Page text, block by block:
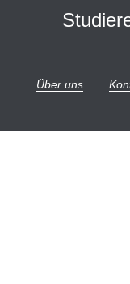
Über uns